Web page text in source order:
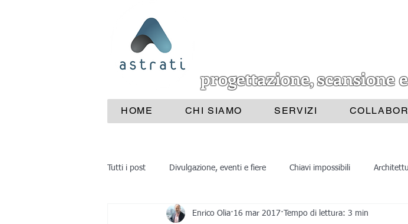
progettazione, scansione
HOME CHI SIAMO SERVIZI
Tutti i post Divulgazione, eventi e fiere Chiavi impossibili
Industrie e aziende Medicina Progettazione 3D Scansione
Enrico Olia 16 mar 2017 Tempo di lettura: 3 min